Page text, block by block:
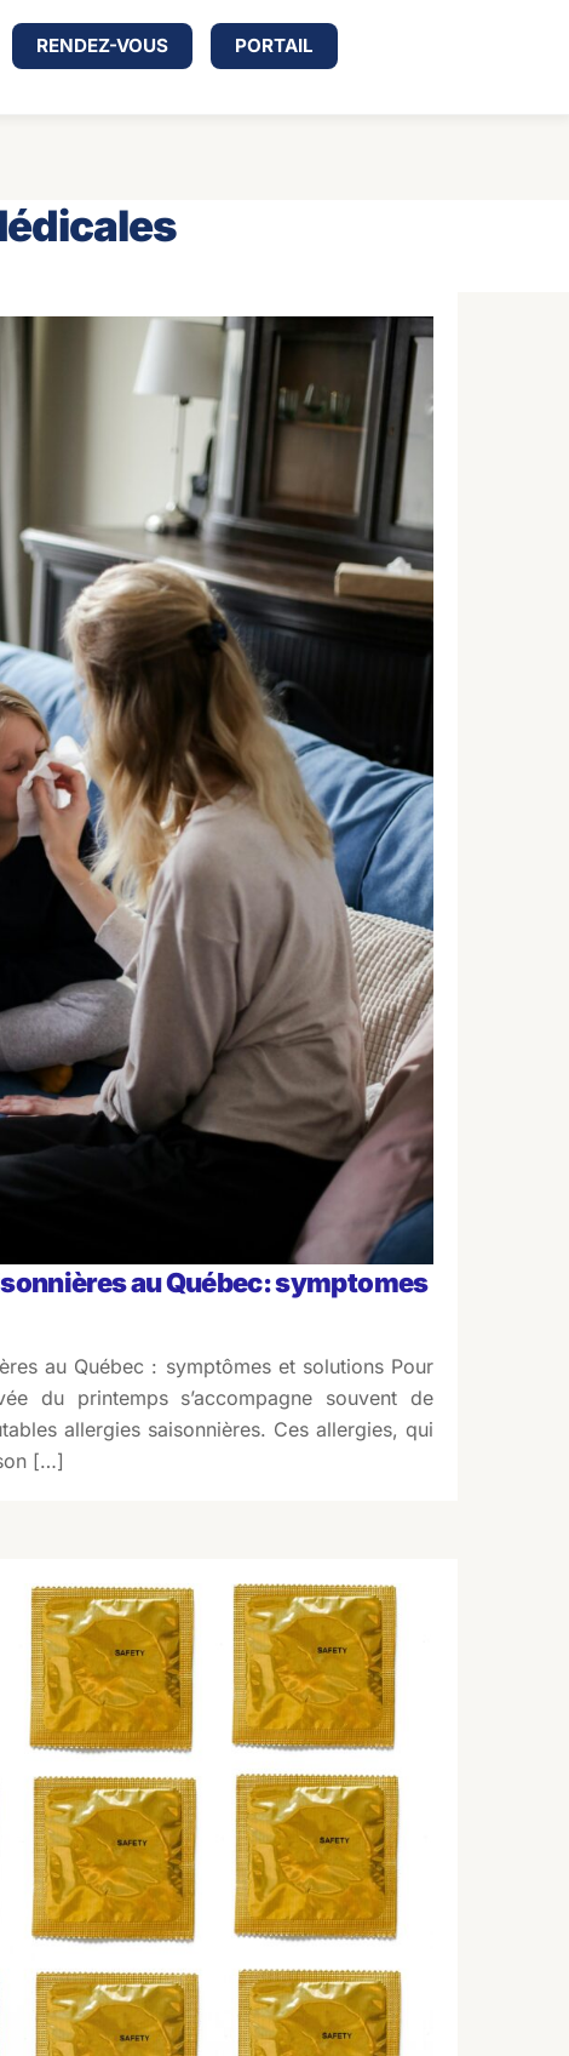
RENDEZ-VOUS PORTAIL
au Québec: symptomes
au Québec : symptômes et solutions Pour
du printemps s’accompagne souvent de
allergies saisonnières. Ces allergies, qui
[…]